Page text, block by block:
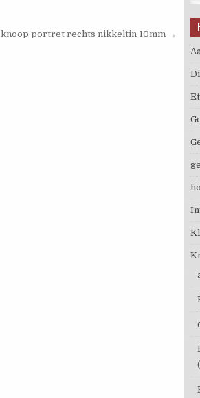
knoop portret rechts nikkeltin 10mm →